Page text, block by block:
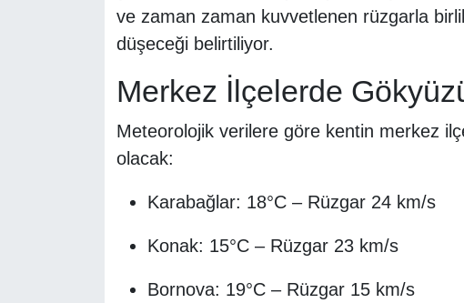
ve zaman zaman kuvvetlenen rüzgarla
düşeceği belirtiliyor.
Merkez İlçelerde
Meteorolojik verilere göre kentin merkez
olacak:
Karabağlar: 18°C – Rüzgar 24 km/s
Konak: 15°C – Rüzgar 23 km/s
Bornova: 19°C – Rüzgar 15 km/s